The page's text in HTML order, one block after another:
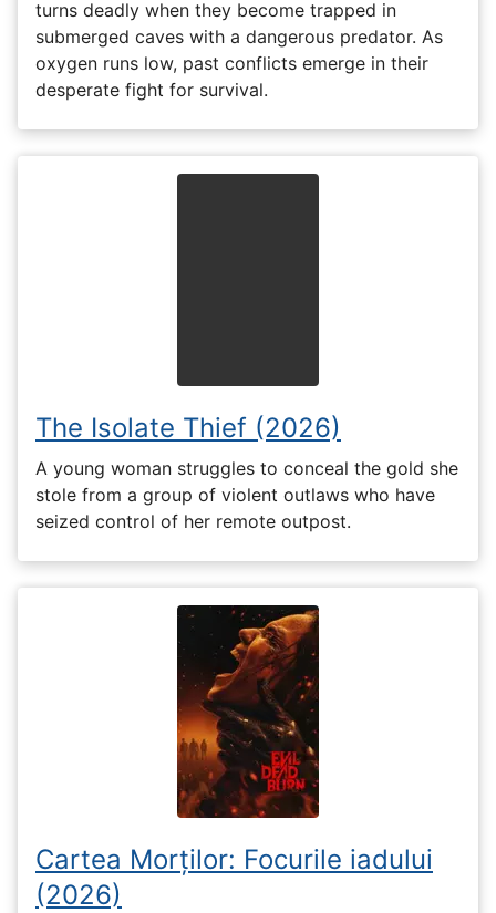
turns deadly when they become trapped in
submerged caves with a dangerous predator. As
oxygen runs low, past conflicts emerge in their
desperate fight for survival.
The Isolate Thief (2026)
A young woman struggles to conceal the gold she
stole from a group of violent outlaws who have
seized control of her remote outpost.
Cartea Morților: Focurile iadului
(2026)